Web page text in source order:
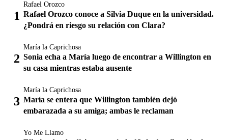
Rafael Orozco
Rafael Orozco conoce a Silvia Duque en la universidad.
¿Pondrá en riesgo su relación con Clara?
María la Caprichosa
Sonia echa a María luego de encontrar a Willington en
su casa mientras estaba ausente
María la Caprichosa
María se entera que Willington también dejó
embarazada a su amiga; ambas le reclaman
Yo Me Llamo